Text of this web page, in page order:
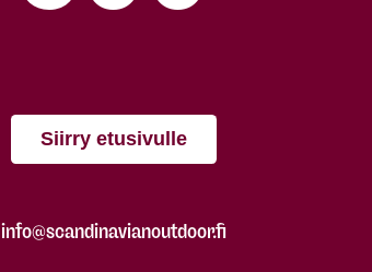
Siirry etusivulle
info@scandinavianoutdoor.fi